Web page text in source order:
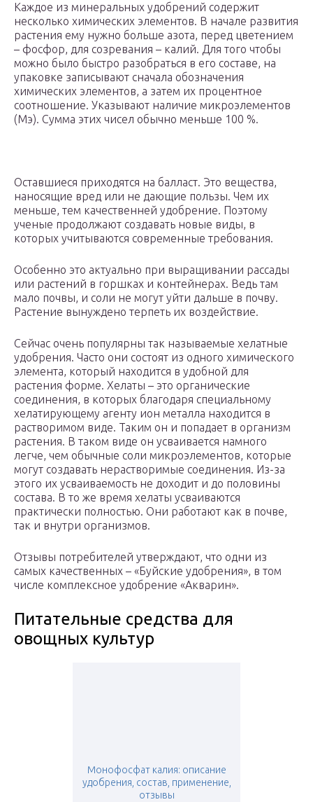
Каждое из минеральных удобрений содержит
несколько химических элементов. В начале развития
растения ему нужно больше азота, перед цветением
– фосфор, для созревания – калий. Для того чтобы
можно было быстро разобраться в его составе, на
упаковке записывают сначала обозначения
химических элементов, а затем их процентное
соотношение. Указывают наличие микроэлементов
(Мэ). Сумма этих чисел обычно меньше 100 %.
Оставшиеся приходятся на балласт. Это вещества,
наносящие вред или не дающие пользы. Чем их
меньше, тем качественней удобрение. Поэтому
ученые продолжают создавать новые виды, в
которых учитываются современные требования.
Особенно это актуально при выращивании рассады
или растений в горшках и контейнерах. Ведь там
мало почвы, и соли не могут уйти дальше в почву.
Растение вынуждено терпеть их воздействие.
Сейчас очень популярны так называемые хелатные
удобрения. Часто они состоят из одного химического
элемента, который находится в удобной для
растения форме. Хелаты – это органические
соединения, в которых благодаря специальному
хелатирующему агенту ион металла находится в
растворимом виде. Таким он и попадает в организм
растения. В таком виде он усваивается намного
легче, чем обычные соли микроэлементов, которые
могут создавать нерастворимые соединения. Из-за
этого их усваиваемость не доходит и до половины
состава. В то же время хелаты усваиваются
практически полностью. Они работают как в почве,
так и внутри организмов.
Отзывы потребителей утверждают, что одни из
самых качественных – «Буйские удобрения», в том
числе комплексное удобрение «Акварин».
Питательные средства для
овощных культур
Монофосфат калия: описание
удобрения, состав, применение,
отзывы